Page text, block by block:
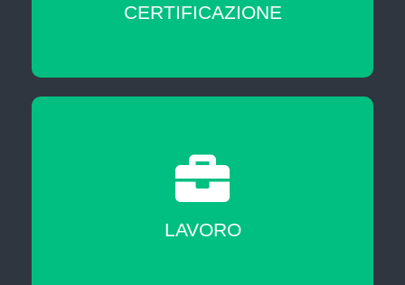
CERTIFICAZIONE
LAVORO
A fine corso sarai messo in contatto con